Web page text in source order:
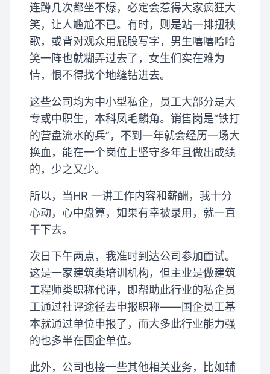
连蹲几次都坐不爆，必定会惹得大家疯狂大
笑，让人尴尬不已。有时，则是站一排扭秧
歌，或背对观众用屁股写字，男生嘻嘻哈哈
笑一阵也就糊弄过去了，女生们实在难为
情，恨不得找个地缝钻进去。
这些公司均为中小型私企，员工大部分是大
专或中职生，本科凤毛麟角。销售岗是“铁打
的营盘流水的兵”，不到一年就会经历一场大
换血，能在一个岗位上坚守多年且做出成绩
的，少之又少。
所以，当HR 一讲工作内容和薪酬，我十分
心动，心中盘算，如果有幸被录用，就一直
干下去。
次日下午两点，我准时到达公司参加面试。
这是一家建筑类培训机构，但主业是做建筑
工程师类职称代评，即帮助此行业的私企员
工通过社评途径去申报职称——国企员工基
本就通过单位申报了，而大多此行业能力强
的也多半在国企单位。
此外，公司也接一些其他相关业务，比如辅